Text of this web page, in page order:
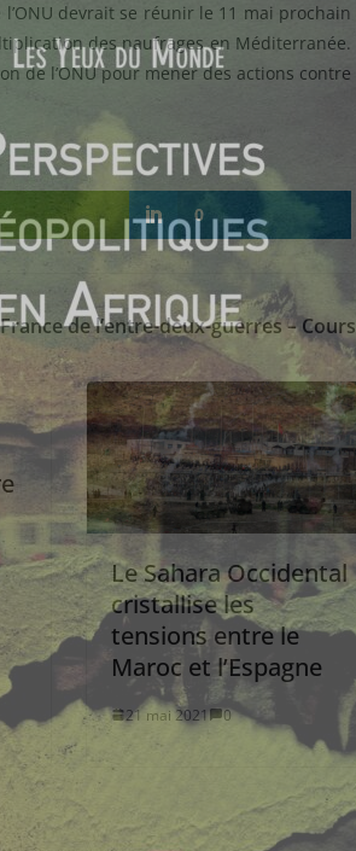
devrait se réunir le 11 mai prochain
des naufrages en Méditerranée.
de l’ONU pour mener des actions contre
0
de l’entre-deux-guerres – Cours
Le Sahara Occidental
cristallise les
tensions entre le
Maroc et l’Espagne
21 mai 2021 0